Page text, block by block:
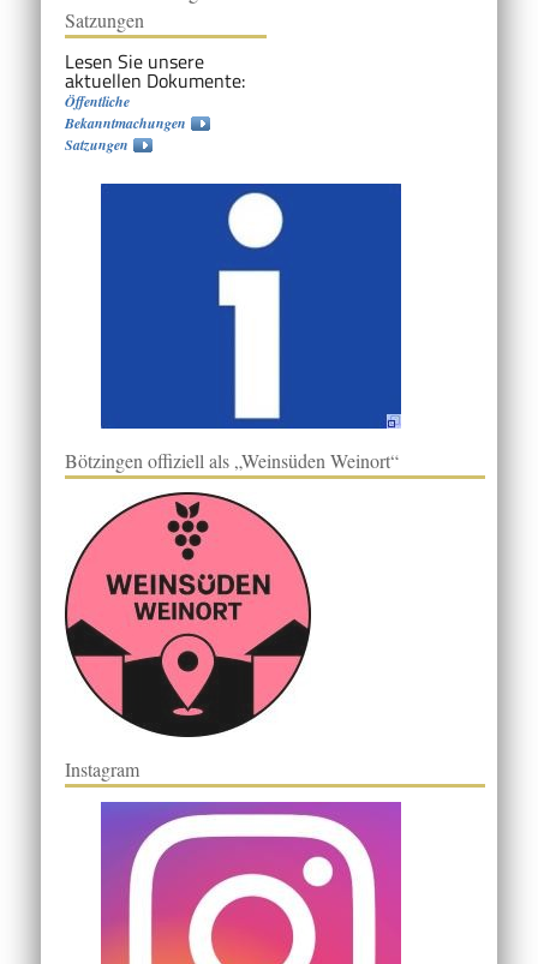
Satzungen
Lesen Sie unsere
aktuellen Dokumente:
Öffentliche
Bekanntmachungen
Satzungen
Bötzingen offiziell als „Weinsüden Weinort“
Instagram